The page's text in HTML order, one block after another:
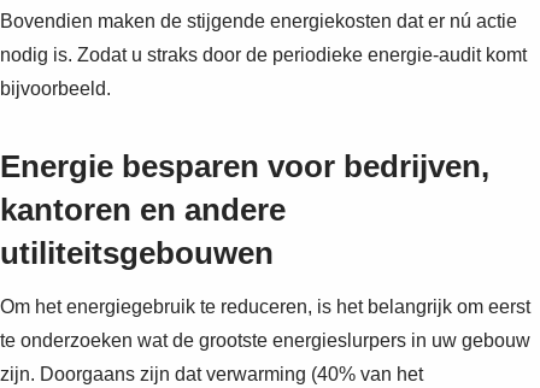
Bovendien maken de stijgende energiekosten dat er nú actie
nodig is. Zodat u straks door de periodieke energie-audit komt
bijvoorbeeld.
Energie besparen voor bedrijven,
kantoren en andere
utiliteitsgebouwen
Om het energiegebruik te reduceren, is het belangrijk om eerst
te onderzoeken wat de grootste energieslurpers in uw gebouw
zijn. Doorgaans zijn dat verwarming (40% van het